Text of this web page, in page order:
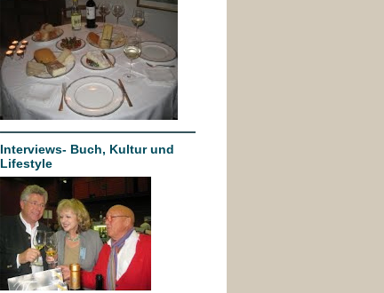
Interviews- Buch, Kultur und
Lifestyle